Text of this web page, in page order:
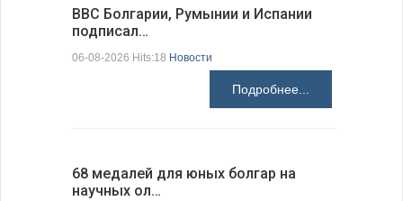
ВВС Болгарии, Румынии и Испании
подписал…
06-08-2026 Hits:18 Новости
Подробнее...
68 медалей для юных болгар на
научных ол…